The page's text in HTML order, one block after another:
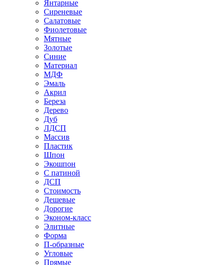
Янтарные
Сиреневые
Салатовые
Фиолетовые
Мятные
Золотые
Синие
Материал
МДФ
Эмаль
Акрил
Береза
Дерево
Дуб
ЛДСП
Массив
Пластик
Шпон
Экошпон
С патиной
ДСП
Стоимость
Дешевые
Дорогие
Эконом-класс
Элитные
Форма
П-образные
Угловые
Прямые